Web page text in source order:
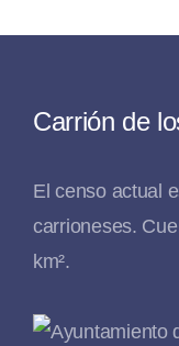
Carrión de
El censo actual
carrioneses.
km².